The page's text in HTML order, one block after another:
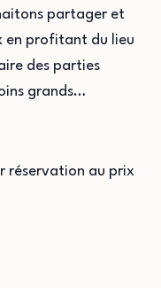
partager et
en profitant du lieu
des parties
grands…
réservation au prix